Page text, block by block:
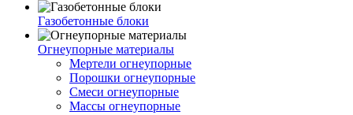
Газобетонные блоки
Огнеупорные материалы
Мертели огнеупорные
Порошки огнеупорные
Смеси огнеупорные
Массы огнеупорные